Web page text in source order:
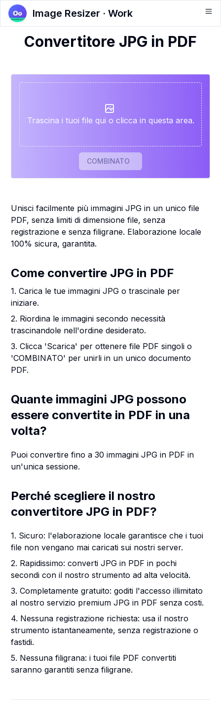
Image Resizer · Work
Convertitore JPG in PDF
Trascina i tuoi file qui o clicca in questa area.
COMBINATO
Unisci facilmente più immagini JPG in un unico file
PDF, senza limiti di dimensione file, senza
registrazione e senza filigrane. Elaborazione locale
100% sicura, garantita.
Come convertire JPG in PDF
1. Carica le tue immagini JPG o trascinale per
iniziare.
2. Riordina le immagini secondo necessità
trascinandole nell'ordine desiderato.
3. Clicca 'Scarica' per ottenere file PDF singoli o
'COMBINATO' per unirli in un unico documento
PDF.
Quante immagini JPG possono
essere convertite in PDF in una
volta?
Puoi convertire fino a 30 immagini JPG in PDF in
un'unica sessione.
Perché scegliere il nostro
convertitore JPG in PDF?
1. Sicuro: l'elaborazione locale garantisce che i tuoi
file non vengano mai caricati sui nostri server.
2. Rapidissimo: converti JPG in PDF in pochi
secondi con il nostro strumento ad alta velocità.
3. Completamente gratuito: goditi l'accesso illimitato
al nostro servizio premium JPG in PDF senza costi.
4. Nessuna registrazione richiesta: usa il nostro
strumento istantaneamente, senza registrazione o
fastidi.
5. Nessuna filigrana: i tuoi file PDF convertiti
saranno garantiti senza filigrane.